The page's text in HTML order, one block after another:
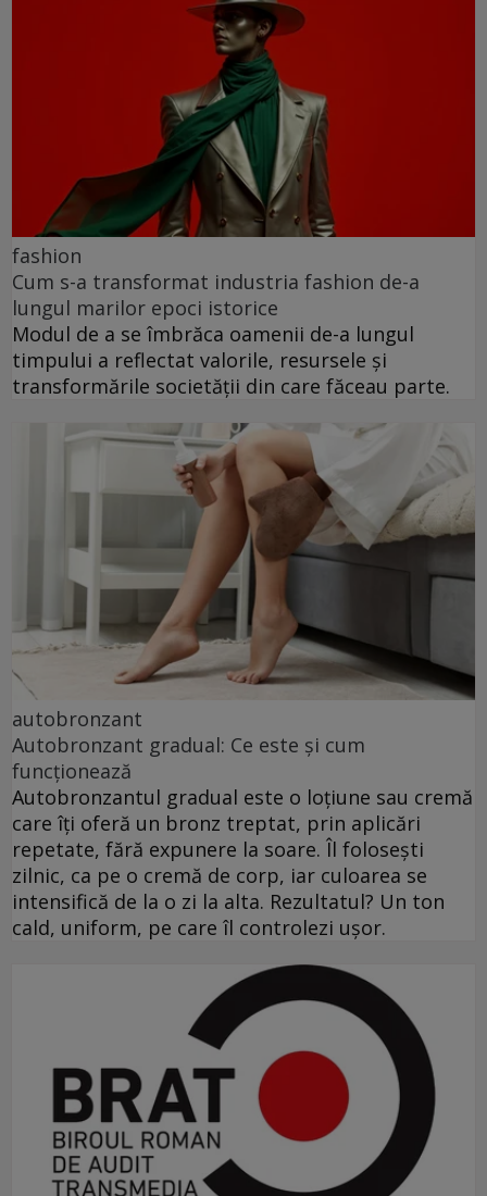
fashion
Cum s-a transformat industria fashion de-a
lungul marilor epoci istorice
Modul de a se îmbrăca oamenii de-a lungul
timpului a reflectat valorile, resursele și
transformările societății din care făceau parte.
autobronzant
Autobronzant gradual: Ce este și cum
funcționează
Autobronzantul gradual este o loțiune sau cremă
care îți oferă un bronz treptat, prin aplicări
repetate, fără expunere la soare. Îl folosești
zilnic, ca pe o cremă de corp, iar culoarea se
intensifică de la o zi la alta. Rezultatul? Un ton
cald, uniform, pe care îl controlezi ușor.